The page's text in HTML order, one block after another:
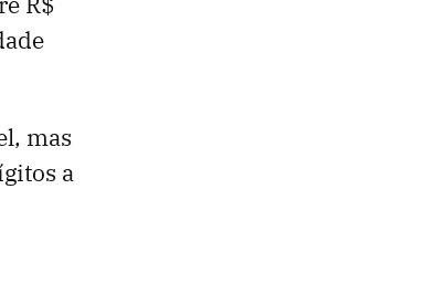
mas
a